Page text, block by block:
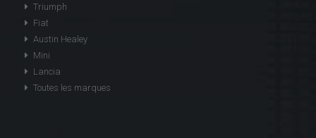
Triumph
Fiat
Austin Healey
Mini
Lancia
Toutes les marques